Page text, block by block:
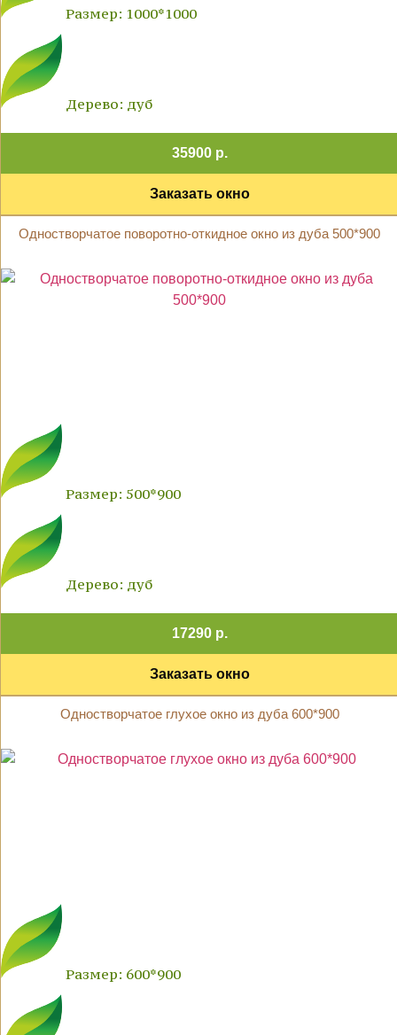
Размер: 1000*1000
Дерево: дуб
35900 р.
Заказать окно
Одностворчатое поворотно-откидное окно из дуба 500*900
Размер: 500*900
Дерево: дуб
17290 р.
Заказать окно
Одностворчатое глухое окно из дуба 600*900
Размер: 600*900